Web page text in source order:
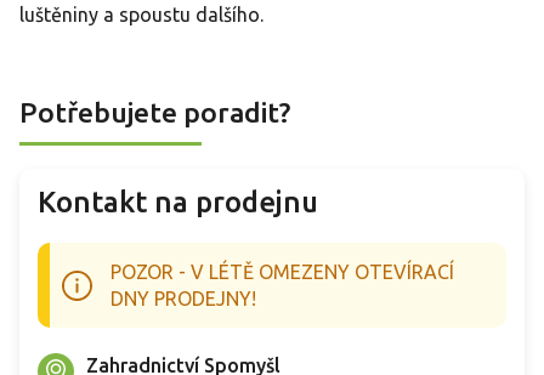
k
ý
p
u
luštěniny a spoustu dalšího.
Potřebujete poradit?
Kontakt na prodejnu
POZOR - V LÉTĚ OMEZENY OTEVÍRACÍ
DNY PRODEJNY!
Zahradnictví Spomyšl